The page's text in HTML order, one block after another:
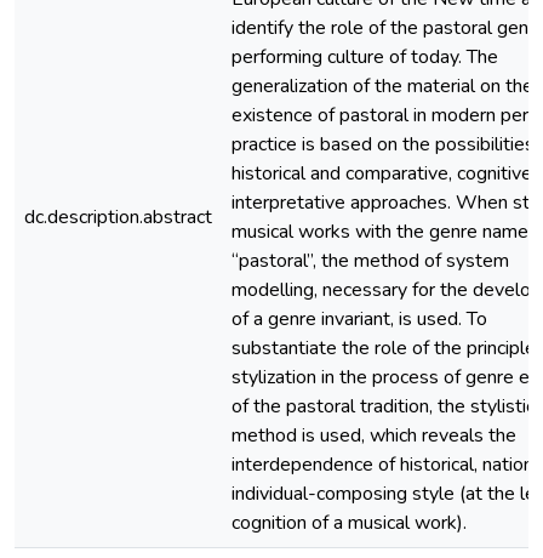
dc.description.abstract
identify the role of the pastoral
performing culture of today. The
generalization of the material on the
existence of pastoral in modern
practice is based on the possibilities
historical and comparative, cognitive
interpretative approaches. When
musical works with the genre name
“pastoral”, the method of system
modelling, necessary for the
of a genre invariant, is used. To
substantiate the role of the principle
stylization in the process of genre
of the pastoral tradition, the stylistic
method is used, which reveals the
interdependence of historical,
individual-composing style (at the
cognition of a musical work).